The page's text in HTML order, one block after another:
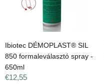
Ibiotec DÉMOPLAST® SIL
850 formaleválasztó spray -
650ml
€12,55